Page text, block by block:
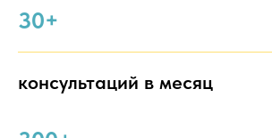
30+
консультаций в месяц